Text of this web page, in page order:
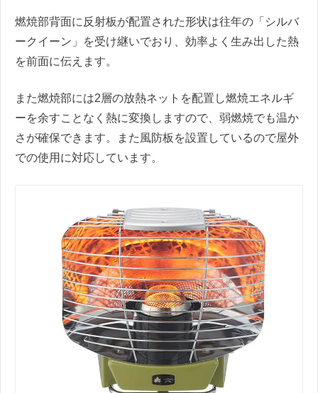
燃焼部背面に反射板が配置された形状は往年の「シルバ
ークイーン」を受け継いでおり、効率よく生み出した熱
を前面に伝えます。
また燃焼部には2層の放熱ネットを配置し燃焼エネルギ
ーを余すことなく熱に変換しますので、弱燃焼でも温か
さが確保できます。また風防板を設置しているので屋外
での使用に対応しています。